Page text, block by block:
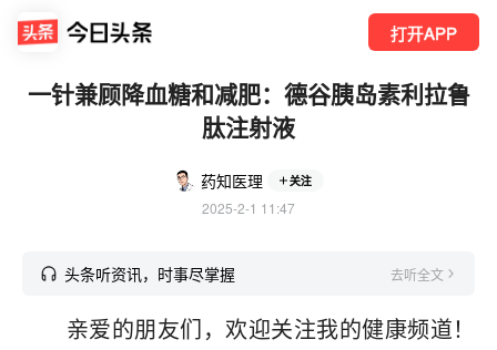
打开APP
一针兼顾降血糖和减肥：德谷胰岛素利拉鲁
肽注射液
药知医理 关注
2025-2-1 11:47
头条听资讯，时事尽掌握 去听全文
亲爱的朋友们，欢迎关注我的健康频道！